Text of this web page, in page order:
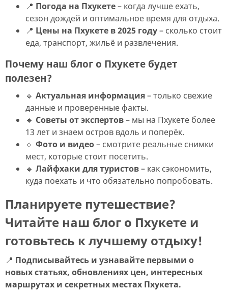
📍 Погода на Пхукете– когда лучше ехать,
сезон дождей и оптимальное время для отдыха.
📍 Цены на Пхукете в 2025 году– сколько стоит
еда, транспорт, жильё и развлечения.
Почему наш блог о Пхукете будет
полезен?
🔹 Актуальная информация– только свежие
данные и проверенные факты.
🔹 Советы от экспертов– мы на Пхукете более
13 лет и знаем остров вдоль и поперёк.
🔹 Фото и видео– смотрите реальные снимки
мест, которые стоит посетить.
🔹 Лайфхаки для туристов– как сэкономить,
куда поехать и что обязательно попробовать.
Планируете путешествие?
Читайте наш блог о Пхукете и
готовьтесь к лучшему отдыху!
📍 Подписывайтесь и узнавайте первыми о
новых статьях, обновлениях цен, интересных
маршрутах и секретных местах Пхукета.